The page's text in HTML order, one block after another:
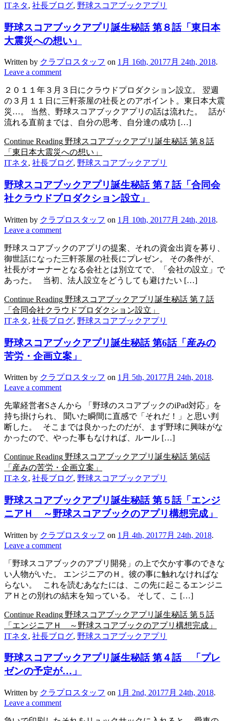
ITネタ, 社長ブログ, 野球スコアブックアプリ
野球スコアブックアプリ誕生秘話 第８話「東日本
大震災への想い」
Written by クラプロスタッフ on 1月 16th, 20177月 24th, 2018.
Leave a comment
２０１１年３月３日にクラウドプロダクション設立。 翌週
の３月１１日に三軒茶屋の社長とのアポイント。東日本大震
災…。 当然、野球スコアブックアプリの話は流れた。 話が
流れる直前までは、自分の思考、自分達の成功 […]
Continue Reading 野球スコアブックアプリ誕生秘話 第８話
「東日本大震災への想い」
ITネタ, 社長ブログ, 野球スコアブックアプリ
野球スコアブックアプリ誕生秘話 第７話「合同会
社クラウドプロダクション設立」
Written by クラプロスタッフ on 1月 10th, 20177月 24th, 2018.
Leave a comment
野球スコアブックのアプリの提案、それの資金出資を募り、
御世話になった三軒茶屋の社長にプレゼン。 その条件が、
社長がオーナーとなる会社とは別立てで、「会社の設立」で
あった。 当初、法人設立をどうしても避けたい […]
Continue Reading 野球スコアブックアプリ誕生秘話 第７話
「合同会社クラウドプロダクション設立」
ITネタ, 社長ブログ, 野球スコアブックアプリ
野球スコアブックアプリ誕生秘話 第6話「産みの
苦労・企画立案」
Written by クラプロスタッフ on 1月 5th, 20177月 24th, 2018.
Leave a comment
先輩経営者Sさんから 「野球のスコアブックのiPad対応」を
持ち掛けられ、 聞いた瞬間に直感で「それだ！」と思い判
断した。 そこまでは良かったのだが、まず野球に興味がな
かったので、やった事もなければ、ルール […]
Continue Reading 野球スコアブックアプリ誕生秘話 第6話
「産みの苦労・企画立案」
ITネタ, 社長ブログ, 野球スコアブックアプリ
野球スコアブックアプリ誕生秘話 第５話「エンジ
ニアＨ ～野球スコアブックのアプリ構想完成」
Written by クラプロスタッフ on 1月 4th, 20177月 24th, 2018.
Leave a comment
「野球スコアブックのアプリ開発」の上で欠かす事のできな
い人物がいた。 エンジニアのＨ。彼の事に触れなければな
らない。 これを読むあなたには、この先に起こるエンジニ
アＨとの別れの結末を知っている。 そして、こ […]
Continue Reading 野球スコアブックアプリ誕生秘話 第５話
「エンジニアＨ ～野球スコアブックのアプリ構想完成」
ITネタ, 社長ブログ, 野球スコアブックアプリ
野球スコアブックアプリ誕生秘話 第４話 「プレ
ゼンの予定が…」
Written by クラプロスタッフ on 1月 2nd, 20177月 24th, 2018.
Leave a comment